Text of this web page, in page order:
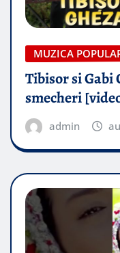
MUZICA
Tibisor si Gabi
smecheri
admin